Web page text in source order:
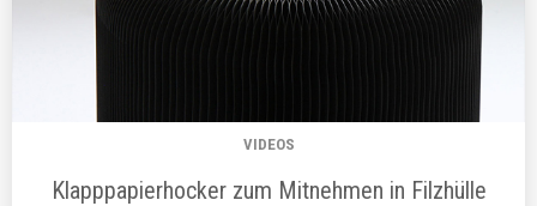
VIDEOS
Klapppapierhocker zum Mitnehmen in Filzhülle